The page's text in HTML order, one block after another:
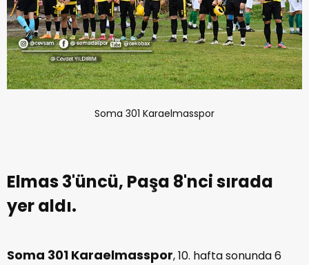
Soma 301 Karaelmasspor
Elmas 3'üncü, Paşa 8'nci sırada
yer aldı.
Soma 301 Karaelmasspor, 10. hafta sonunda 6